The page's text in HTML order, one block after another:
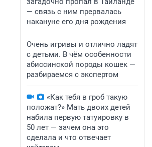
— связь с ним прервалась
накануне его дня рождения
Очень игривы и отлично ладят
с детьми. В чём особенности
абиссинской породы кошек —
разбираемся с экспертом
«Как тебя в гроб такую
положат?» Мать двоих детей
набила первую татуировку в
50 лет — зачем она это
сделала и что отвечает